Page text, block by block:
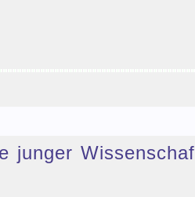
junger